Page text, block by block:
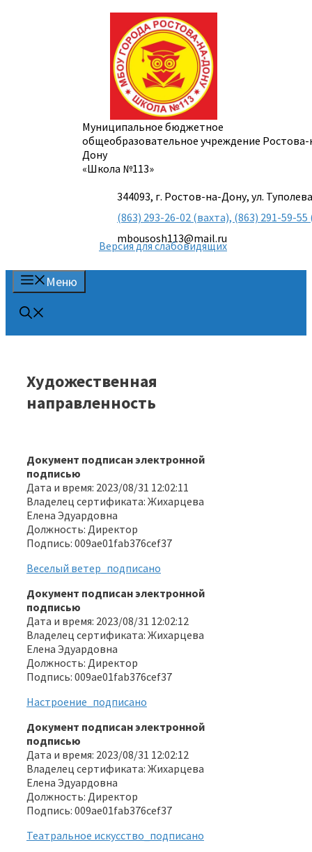
Муниципальное бюджетное
общеобразовательное учреждение
Дону
«Школа №113»
344093, г. Ростов-на-Дону, ул.
(863) 293-26-02 (вахта), (863) 291-59-
mbousosh113@mail.ru
Версия для слабовидящих
Меню
Художественная
направленность
Документ подписан электронной
подписью
Дата и время: 2023/08/31 12:02:11
Владелец сертификата: Жихарцева
Елена Эдуардовна
Должность: Директор
Подпись: 009ae01fab376cef37
Веселый ветер_подписано
Документ подписан электронной
подписью
Дата и время: 2023/08/31 12:02:12
Владелец сертификата: Жихарцева
Елена Эдуардовна
Должность: Директор
Подпись: 009ae01fab376cef37
Настроение_подписано
Документ подписан электронной
подписью
Дата и время: 2023/08/31 12:02:12
Владелец сертификата: Жихарцева
Елена Эдуардовна
Должность: Директор
Подпись: 009ae01fab376cef37
Театральное искусство_подписано